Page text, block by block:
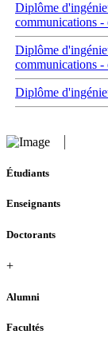
Diplôme
communications
Diplôme
communications -
Diplôme
Étudiants
Enseignants
Doctorants
+
Alumni
Facultés